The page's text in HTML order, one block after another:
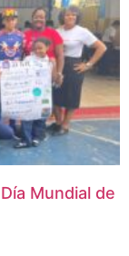
Mundial de